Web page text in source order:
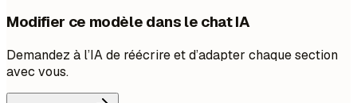
Modifier ce modèle dans le chat IA
Demandez à l’IA de réécrire et d’adapter chaque section
avec vous.